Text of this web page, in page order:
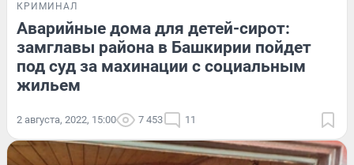
КРИМИНАЛ
Аварийные дома для детей-сирот:
замглавы района в Башкирии пойдет
под суд за махинации с социальным
жильем
2 августа, 2022, 15:00 7 453 11